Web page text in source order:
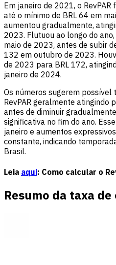
Em janeiro de 2021, o RevPAR
até o mínimo de BRL 64 em
aumentou gradualmente,
2023. Flutuou ao longo do
maio de 2023, antes de subir
132 em outubro de 2023.
de 2023 para BRL 172,
janeiro de 2024.
Os números sugerem possível
RevPAR geralmente atingindo
antes de diminuir
significativa no fim do ano.
janeiro e aumentos
constante, indicando
Brasil.
Leia aqui: Como calcular o
Resumo da taxa de